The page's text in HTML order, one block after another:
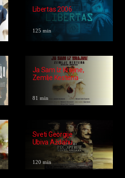
Libertas 2006
125 min
Ja Sam Iz Krajine,
Zemlje Kestena
81 min
Sveti Georgije
Ubiva Aždahu
120 min